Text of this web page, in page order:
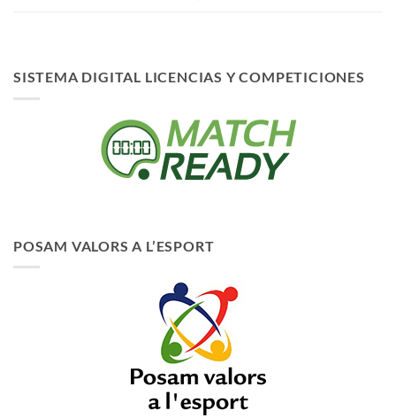
SISTEMA DIGITAL LICENCIAS Y COMPETICIONES
POSAM VALORS A L’ESPORT